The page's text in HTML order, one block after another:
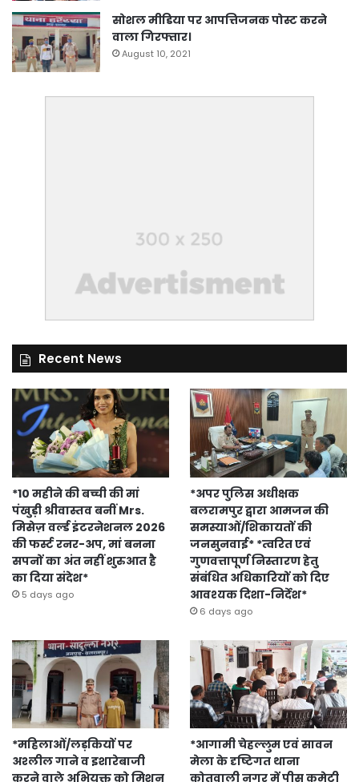
सोशल मीडिया पर आपत्तिजनक पोस्ट करने
वाला गिरफ्तार।
August 10, 2021
Recent News
*10 महीने की बच्ची की मां
पंखुड़ी श्रीवास्तव बनीं Mrs.
मिसेज़ वर्ल्ड इंटरनेशनल 2026
की फर्स्ट रनर-अप, मां बनना
सपनों का अंत नहीं शुरुआत है
का दिया संदेश*
5 days ago
*अपर पुलिस अधीक्षक
बलरामपुर द्वारा आमजन की
समस्याओं/शिकायतों की
जनसुनवाई* *त्वरित एवं
गुणवत्तापूर्ण निस्तारण हेतु
संबंधित अधिकारियों को दिए
आवश्यक दिशा-निर्देश*
6 days ago
*महिलाओं/लड़कियों पर
अश्लील गाने व इशारेबाजी
करने वाले अभियुक्त को मिशन
*आगामी चेहल्लुम एवं सावन
मेला के दृष्टिगत थाना
कोतवाली नगर में पीस कमेटी